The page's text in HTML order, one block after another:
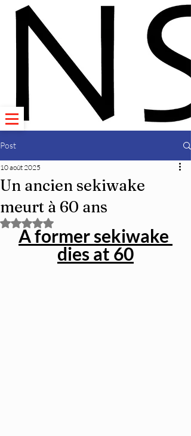
Post
Un ancien sekiwake
meurt à 60 ans
10 août 2025
Noté NaN étoiles sur 5.
A former sekiwake
dies at 60